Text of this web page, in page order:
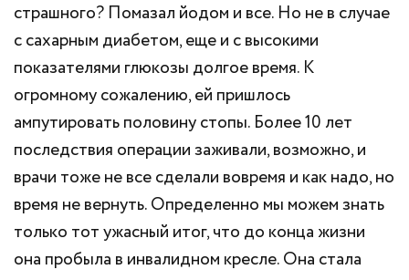
страшного? Помазал йодом и все. Но не в случае
с сахарным диабетом, еще и с высокими
показателями глюкозы долгое время. К
огромному сожалению, ей пришлось
ампутировать половину стопы. Более 10 лет
последствия операции заживали, возможно, и
врачи тоже не все сделали вовремя и как надо, но
время не вернуть. Определенно мы можем знать
только тот ужасный итог, что до конца жизни
она пробыла в инвалидном кресле. Она стала